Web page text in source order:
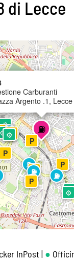
di Lecce
⛽
⛽
⛽
⛽
⛽
⛽ ⛽
⛽
⛽
P
P
P
P
P
P
P
P
P
P
⚙
⚙
⚙
⚙
⚙
⚙
⚙
⚙
Carburanti
Argento .1,
InPost | ●